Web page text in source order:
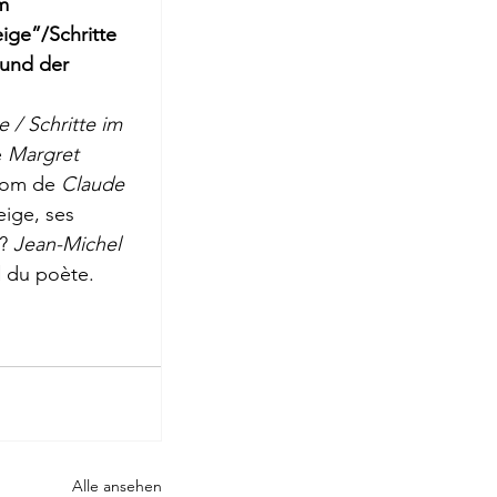
Schritte
der
/ Schritte im
Margret
de Claude
ses
Jean-Michel
du poète.
Alle ansehen